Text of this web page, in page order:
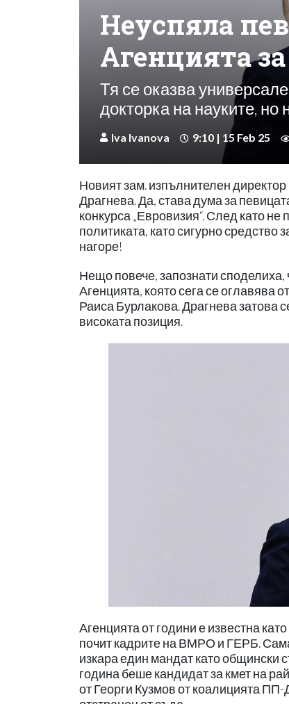
Неуспяла
Агенцията
Тя се оказва
докторка на науките,
Iva Ivanova 9:10 | 15 Feb 25
Новият зам. изпълнителен
Драгнева. Да, става дума за
конкурса „Евровизия“. След като не
политиката, като сигурно средство
нагоре!
Нещо повече, запознати
Агенцията, която сега се оглавява
Раиса Бурлакова. Драгнева затова
високата позиция.
Агенцията от години е известна
почит кадрите на ВМРО и ГЕРБ.
изкара един мандат като общински
година беше кандидат за кмет на
от Георги Кузмов от коалицията